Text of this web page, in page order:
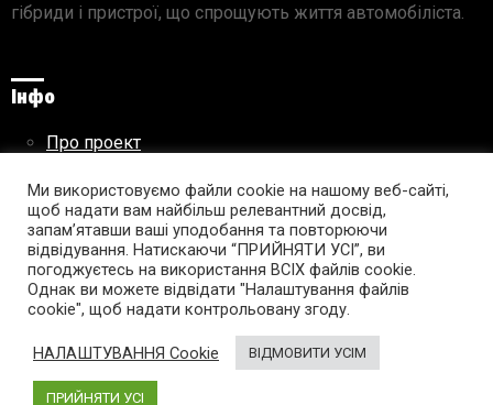
гібриди і пристрої, що спрощують життя автомобіліста.
Інфо
Про проект
Правила використання матеріалів
Підпишись на AutoGeek!
facebooktwitter instagramyoutube tumblr linkedin
Ми використовуємо файли cookie на нашому веб-сайті,
щоб надати вам найбільш релевантний досвід,
запам’ятавши ваші уподобання та повторюючи
відвідування. Натискаючи “ПРИЙНЯТИ УСІ”, ви
погоджуєтесь на використання ВСІХ файлів cookie.
Однак ви можете відвідати "Налаштування файлів
cookie", щоб надати контрольовану згоду.
НАЛАШТУВАННЯ Cookie ВІДМОВИТИ УСІМ
ПРИЙНЯТИ УСІ